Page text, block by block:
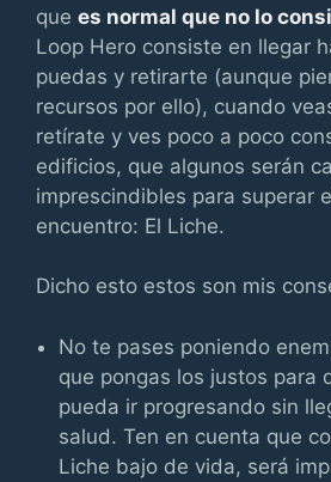
que es normal que no lo
Loop Hero consiste en llegar
puedas y retirarte (aunque
recursos por ello), cuando
retírate y ves poco a poco
edificios, que algunos serán
imprescindibles para superar
encuentro: El Liche.
Dicho esto estos son mis
No te pases poniendo
que pongas los justos para
pueda ir progresando sin
salud. Ten en cuenta que
Liche bajo de vida, será